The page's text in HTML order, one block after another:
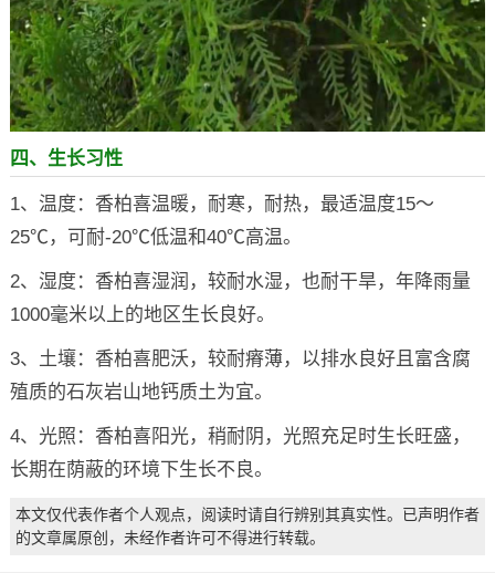
四、生长习性
1、温度：香柏喜温暖，耐寒，耐热，最适温度15～
25℃，可耐-20℃低温和40℃高温。
2、湿度：香柏喜湿润，较耐水湿，也耐干旱，年降雨量
1000毫米以上的地区生长良好。
3、土壤：香柏喜肥沃，较耐瘠薄，以排水良好且富含腐
殖质的石灰岩山地钙质土为宜。
4、光照：香柏喜阳光，稍耐阴，光照充足时生长旺盛，
长期在荫蔽的环境下生长不良。
本文仅代表作者个人观点，阅读时请自行辨别其真实性。已声明作者
的文章属原创，未经作者许可不得进行转载。